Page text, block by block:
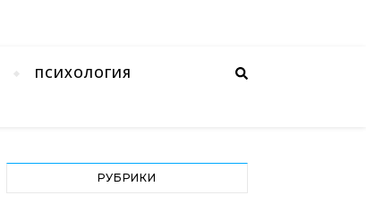
ПСИХОЛОГИЯ
РУБРИКИ